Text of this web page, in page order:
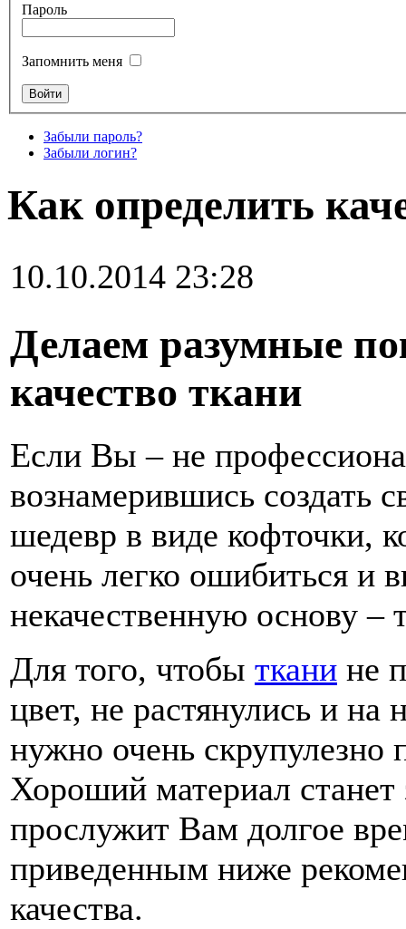
Пароль
Запомнить меня
Забыли пароль?
Забыли логин?
Как определить
10.10.2014 23:28
Делаем разумные
качество ткани
Если Вы – не
вознамерившись создать
шедевр в виде кофточки,
очень легко ошибиться и
некачественную основу –
Для того, чтобы ткани не
цвет, не растянулись и на
нужно очень скрупулезно
Хороший материал станет
прослужит Вам долгое
приведенным ниже
качества.